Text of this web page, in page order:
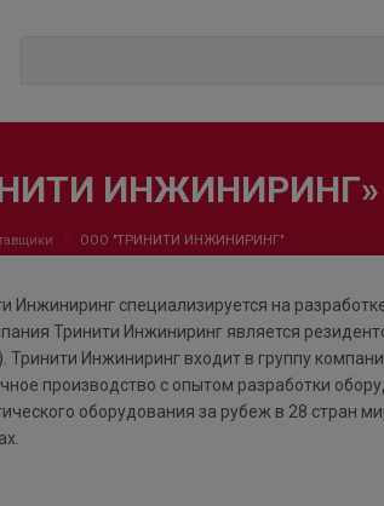
ИНЖИНИРИНГ»
ООО "ТРИНИТИ ИНЖИНИРИНГ"
Инжиниринг специализируется на
Тринити Инжиниринг является
Тринити Инжиниринг входит в группу
производство с опытом разработки
оборудования за рубеж в 28 стран